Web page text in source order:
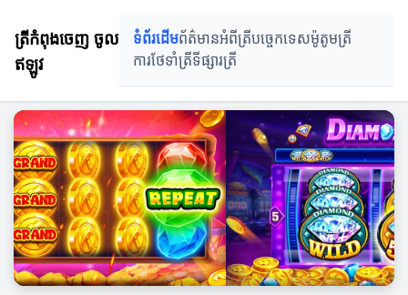
ត្រីកំពុងចេញ ចូល
ឥឡូវ
ទំព័រដើមព័ត៌មានអំពីត្រីបច្ចេកទេសម៉ូតូមត្រី
ការថែទាំត្រីទីផ្សារត្រី